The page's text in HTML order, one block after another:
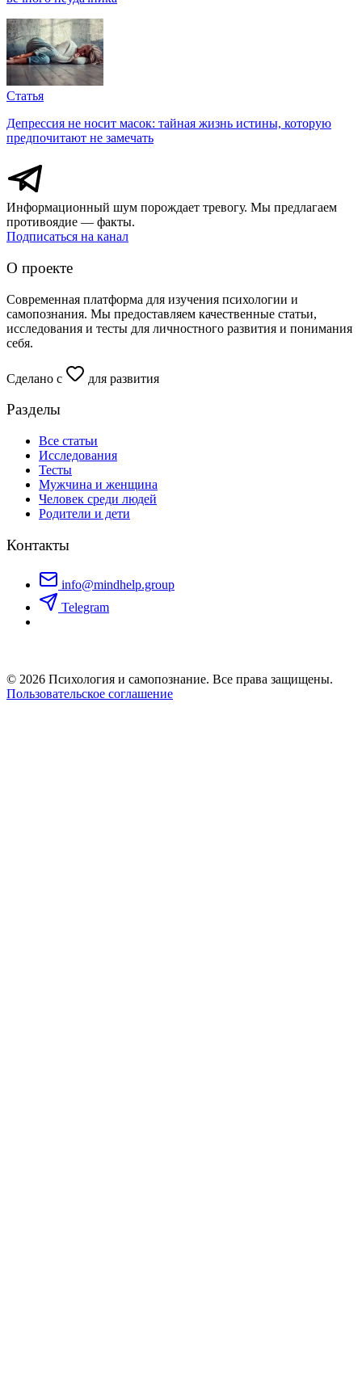
Статья
Депрессия не носит масок: тайная жизнь истины, которую
предпочитают не замечать
Информационный шум порождает тревогу. Мы предлагаем
противоядие — факты.
Подписаться на канал
О проекте
Современная платформа для изучения психологии и
самопознания. Мы предоставляем качественные статьи,
исследования и тесты для личностного развития и понимания
себя.
Сделано с для развития
Разделы
Все статьи
Исследования
Тесты
Мужчина и женщина
Человек среди людей
Родители и дети
Контакты
info@mindhelp.group
Telegram
© 2026 Психология и самопознание. Все права защищены.
Пользовательское соглашение